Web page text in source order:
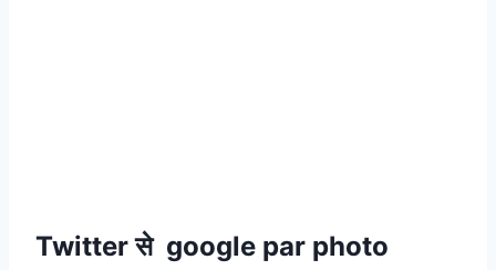
Twitter से google par photo